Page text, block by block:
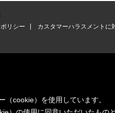
リシー カスタマーハラスメントに
cookie）を使用しています。